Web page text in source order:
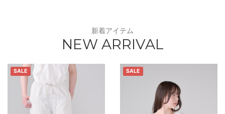
新着アイテム
NEW ARRIVAL
SALE SALE